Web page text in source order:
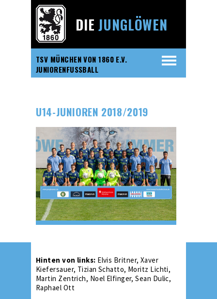
TSV MÜNCHEN VON 1860 E.V.
JUNIORENFUSSBALL
DIEJUNGLÖWEN
U14-JUNIOREN 2018/2019
Hinten von links: Elvis Britner, Xaver
Kiefersauer, Tizian Schatto, Moritz Lichti,
Martin Zentrich, Noel Elfinger, Sean Dulic,
Raphael Ott